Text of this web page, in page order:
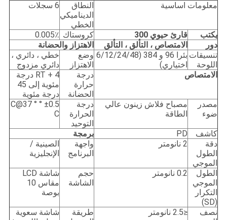
معلومات اساسية
النطاق
الديناميكي
الخطي
6 سجلات
يكتب قارئ حيوي 300 كروستاك 0.005٪
دور
الامتصاص ، التألق ، التألق
الاهتزاز والحضانة
تنسيقات
اللوحة
بئرا 96 و 384 (6/12/24/48
اختياري)
وضع
الاهتزاز
خطي ، دائري ،
دائري مزدوج
الامتصاص
درجة
حرارة
الحضانة
RT + 4 درجة
مئوية إلى 45
درجة مئوية
مصدر
ضوء
مصباح فلاش زينون عالي
الطاقة
درجة
الحرارة
التوحيد
±0.5 ° C@37 °
C
كاشف PD
برمجة
دقة
الطول
الموجي
2 نانومتر
واجهة
البرنامج
الصينية /
الإنجليزية
الطول
الموجي
التكرار
(SD)
0.2 نانومتر
حجم
الشاشة
شاشة LCD
مقاس 10
بوصة
نصف
≤2.5 نانومتر
طريقة
شاشة سعوية